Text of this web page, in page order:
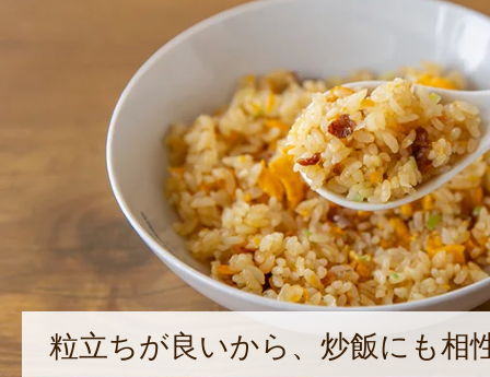
粒立ちが良いから、炒飯にも相